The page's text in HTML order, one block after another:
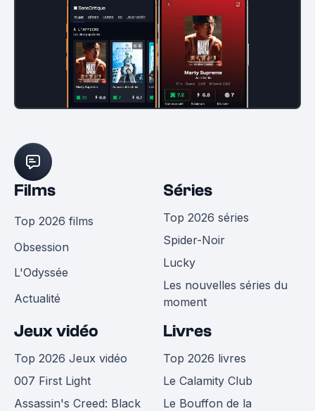
Films
Top 2026 films
Obsession
L'Odyssée
Actualité
Séries
Top 2026 séries
Spider-Noir
Lucky
Les nouvelles séries du
moment
Jeux vidéo
Top 2026 Jeux vidéo
007 First Light
Assassin's Creed: Black
Livres
Top 2026 livres
Le Calamity Club
Le Bouffon de la